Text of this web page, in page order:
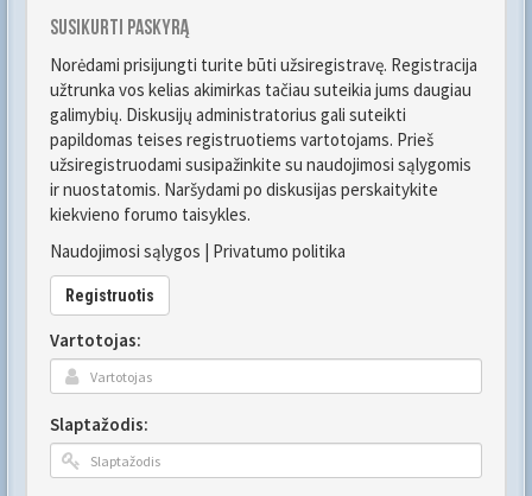
Susikurti paskyrą
Norėdami prisijungti turite būti užsiregistravę. Registracija
užtrunka vos kelias akimirkas tačiau suteikia jums daugiau
galimybių. Diskusijų administratorius gali suteikti
papildomas teises registruotiems vartotojams. Prieš
užsiregistruodami susipažinkite su naudojimosi sąlygomis
ir nuostatomis. Naršydami po diskusijas perskaitykite
kiekvieno forumo taisykles.
Naudojimosi sąlygos | Privatumo politika
Registruotis
Vartotojas:
Slaptažodis: